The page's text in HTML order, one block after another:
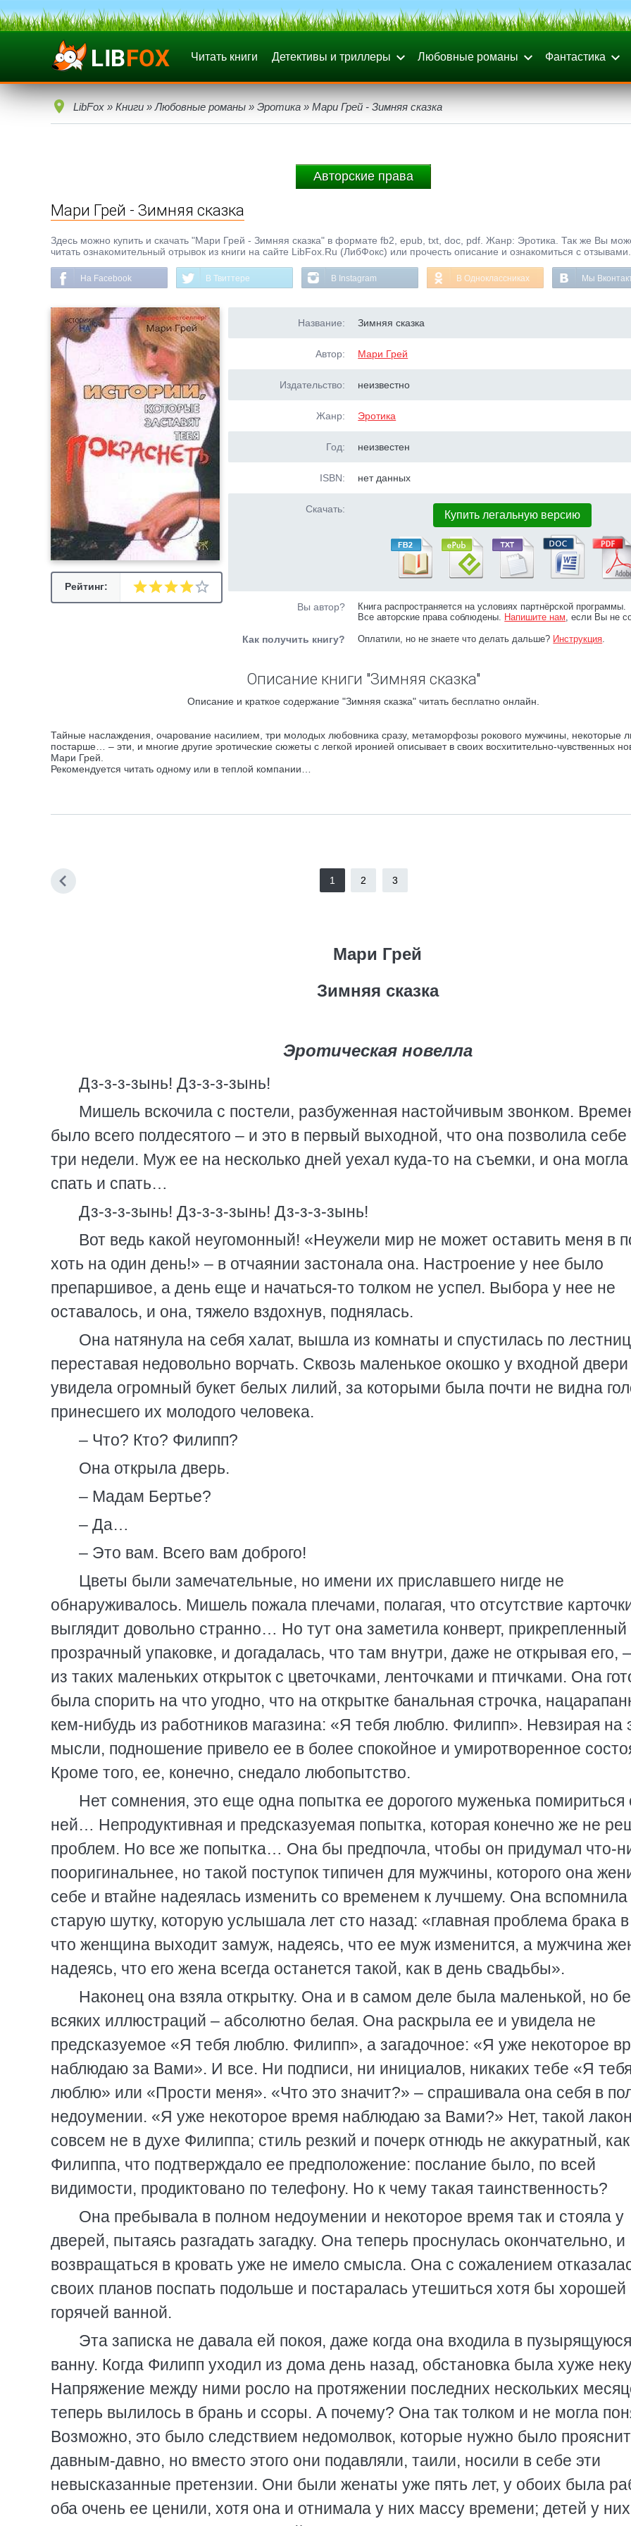
Читать книги Детективы и триллеры Любовные романы Фантастика
LibFox » Книги » Любовные романы » Эротика » Мари Грей - Зимняя сказка
Авторские права
Мари Грей - Зимняя сказка
Здесь можно купить и скачать "Мари Грей - Зимняя сказка" в формате fb2, epub, txt, doc, pdf. Жанр: Эротика. Так же Вы
читать ознакомительный отрывок из книги на сайте LibFox.Ru (ЛибФокс) или прочесть описание и ознакомиться с отзывами.
На Facebook В Твиттере В Instagram В Одноклассниках Мы
Рейтинг:
Название: Зимняя сказка
Автор: Мари Грей
Издательство: неизвестно
Жанр: Эротика
Год: неизвестен
ISBN: нет данных
Скачать: Купить легальную версию
Вы автор?
Книга распространяется на условиях партнёрской программы.
Все авторские права соблюдены. Напишите нам, если Вы не
Как получить книгу? Оплатили, но не знаете что делать дальше? Инструкция.
Описание книги "Зимняя сказка"
Описание и краткое содержание "Зимняя сказка" читать бесплатно онлайн.
Тайные наслаждения, очарование насилием, три молодых любовника сразу, метаморфозы рокового мужчины, некоторые
постарше… – эти, и многие другие эротические сюжеты с легкой иронией описывает в своих восхитительно-чувственных
Мари Грей.
Рекомендуется читать одному или в теплой компании…
1 2 3
Мари Грей
Зимняя сказка
Эротическая новелла
Дз-з-з-зынь! Дз-з-з-зынь!
Мишель вскочила с постели, разбуженная настойчивым звонком.
было всего полдесятого – и это в первый выходной, что она позволила себе
три недели. Муж ее на несколько дней уехал куда-то на съемки, и она
спать и спать…
Дз-з-з-зынь! Дз-з-з-зынь! Дз-з-з-зынь!
Вот ведь какой неугомонный! «Неужели мир не может оставить меня в
хоть на один день!» – в отчаянии застонала она. Настроение у нее было
препаршивое, а день еще и начаться-то толком не успел. Выбора у нее не
оставалось, и она, тяжело вздохнув, поднялась.
Она натянула на себя халат, вышла из комнаты и спустилась по
переставая недовольно ворчать. Сквозь маленькое окошко у входной
увидела огромный букет белых лилий, за которыми была почти не видна
принесшего их молодого человека.
– Что? Кто? Филипп?
Она открыла дверь.
– Мадам Бертье?
– Да…
– Это вам. Всего вам доброго!
Цветы были замечательные, но имени их приславшего нигде не
обнаруживалось. Мишель пожала плечами, полагая, что отсутствие
выглядит довольно странно… Но тут она заметила конверт, прикрепленный
прозрачный упаковке, и догадалась, что там внутри, даже не открывая его,
из таких маленьких открыток с цветочками, ленточками и птичками. Она
была спорить на что угодно, что на открытке банальная строчка,
кем-нибудь из работников магазина: «Я тебя люблю. Филипп». Невзирая на
мысли, подношение привело ее в более спокойное и умиротворенное
Кроме того, ее, конечно, снедало любопытство.
Нет сомнения, это еще одна попытка ее дорогого муженька помириться
ней… Непродуктивная и предсказуемая попытка, которая конечно же не
проблем. Но все же попытка… Она бы предпочла, чтобы он придумал что-
пооригинальнее, но такой поступок типичен для мужчины, которого она
себе и втайне надеялась изменить со временем к лучшему. Она вспомнила
старую шутку, которую услышала лет сто назад: «главная проблема брака
что женщина выходит замуж, надеясь, что ее муж изменится, а мужчина
надеясь, что его жена всегда останется такой, как в день свадьбы».
Наконец она взяла открытку. Она и в самом деле была маленькой, но
всяких иллюстраций – абсолютно белая. Она раскрыла ее и увидела не
предсказуемое «Я тебя люблю. Филипп», а загадочное: «Я уже некоторое
наблюдаю за Вами». И все. Ни подписи, ни инициалов, никаких тебе «Я тебя
люблю» или «Прости меня». «Что это значит?» – спрашивала она себя в
недоумении. «Я уже некоторое время наблюдаю за Вами?» Нет, такой
совсем не в духе Филиппа; стиль резкий и почерк отнюдь не аккуратный,
Филиппа, что подтверждало ее предположение: послание было, по всей
видимости, продиктовано по телефону. Но к чему такая таинственность?
Она пребывала в полном недоумении и некоторое время так и стояла у
дверей, пытаясь разгадать загадку. Она теперь проснулась окончательно, и
возвращаться в кровать уже не имело смысла. Она с сожалением
своих планов поспать подольше и постаралась утешиться хотя бы хорошей
горячей ванной.
Эта записка не давала ей покоя, даже когда она входила в пузырящуюся
ванну. Когда Филипп уходил из дома день назад, обстановка была хуже
Напряжение между ними росло на протяжении последних нескольких
теперь вылилось в брань и ссоры. А почему? Она так толком и не могла
Возможно, это было следствием недомолвок, которые нужно было
давным-давно, но вместо этого они подавляли, таили, носили в себе эти
невысказанные претензии. Они были женаты уже пять лет, у обоих была
оба очень ее ценили, хотя она и отнимала у них массу времени; детей у